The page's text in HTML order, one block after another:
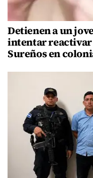
Detienen a un
intentar
Sureños en